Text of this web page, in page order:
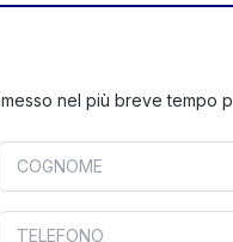
nel più breve tempo